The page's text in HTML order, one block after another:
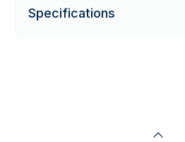
Specifications